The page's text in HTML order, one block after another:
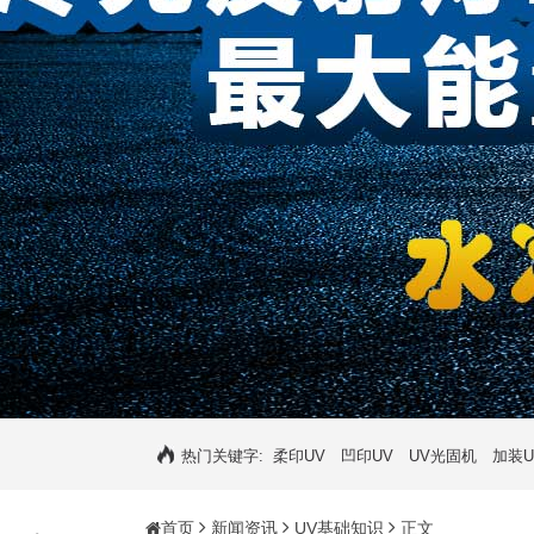
热门关键字: 柔印UV 凹印UV UV光固机 加装
首页 新闻资讯 UV基础知识 正文